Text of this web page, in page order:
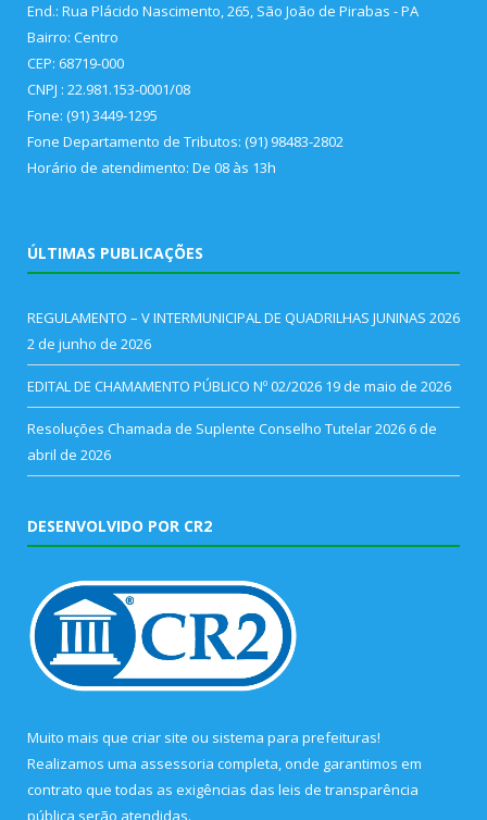
End.: Rua Plácido Nascimento, 265, São João de Pirabas - PA
Bairro: Centro
CEP: 68719-000
CNPJ : 22.981.153-0001/08
Fone: (91) 3449-1295
Fone Departamento de Tributos: (91) 98483-2802
Horário de atendimento: De 08 às 13h
ÚLTIMAS PUBLICAÇÕES
REGULAMENTO – V INTERMUNICIPAL DE QUADRILHAS JUNINAS 2026
2 de junho de 2026
EDITAL DE CHAMAMENTO PÚBLICO Nº 02/2026 19 de maio de 2026
Resoluções Chamada de Suplente Conselho Tutelar 2026 6 de
abril de 2026
DESENVOLVIDO POR CR2
Muito mais que criar site ou sistema para prefeituras!
Realizamos uma assessoria completa, onde garantimos em
contrato que todas as exigências das leis de transparência
pública serão atendidas.